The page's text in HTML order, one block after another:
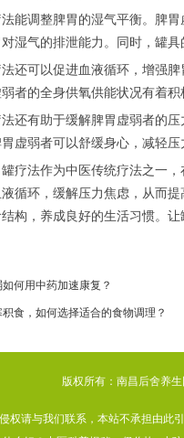
调整脾胃的湿气平衡。脾胃
湿气的排泄能力。同时，罐
可以促进血液循环，增强脾
者的全身供氧供能状况有着
有助于缓解脾胃虚弱者的压
虚弱者可以舒缓身心，减轻压
法作为中医传统疗法之一，
循环，缓解压力焦虑，从而
构，养成良好的生活习惯。
如何用中药加速康复？
积食，如何选择适合的食物调理？
版权所有：南昌后舍养生
权请与我们联系，本站不承担由此